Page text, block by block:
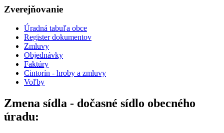
Zverejňovanie
Úradná tabuľa obce
Register dokumentov
Zmluvy
Objednávky
Faktúry
Cintorín - hroby a zmluvy
Voľby
Zmena sídla - dočasné sídlo obecného
úradu: